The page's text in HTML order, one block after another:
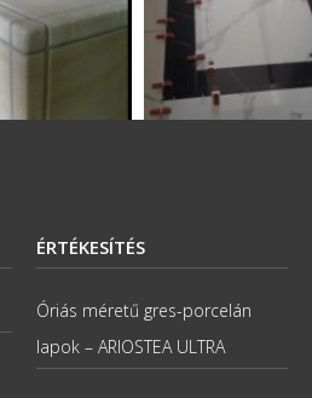
ÉRTÉKESÍTÉS
Óriás méretű gres-porcelán
lapok – ARIOSTEA ULTRA